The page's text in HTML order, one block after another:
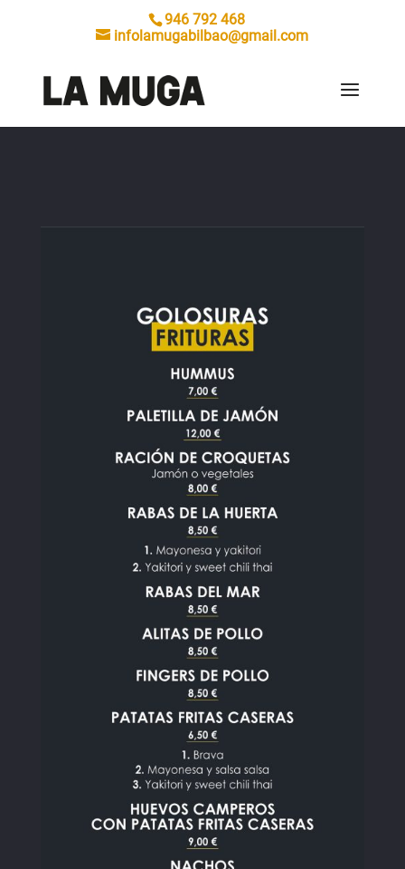
946 792 468
infolamugabilbao@gmail.com